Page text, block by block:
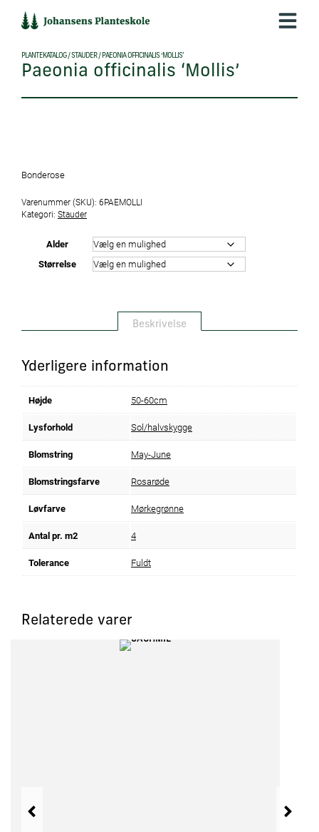
indholdet
PLANTEKATALOG/STAUDER/ PAEONIA OFFICINALIS ‘MOLLIS’
Paeonia officinalis ‘Mollis’
Bonderose
Varenummer (SKU): 6PAEMOLLI
Kategori: Stauder
Alder
Størrelse
Beskrivelse
Yderligere information
Højde 50-60cm
Lysforhold Sol/halvskygge
Blomstring May-June
Blomstringsfarve Rosarøde
Løvfarve Mørkegrønne
Antal pr. m2 4
Tolerance Fuldt
Relaterede varer